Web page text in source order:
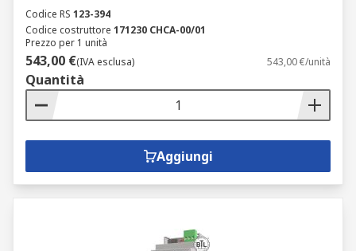
Codice RS 123-394
Codice costruttore 171230 CHCA-00/01
Prezzo per 1 unità
543,00 €(IVA esclusa) 543,00 €/unità
Quantità
Aggiungi